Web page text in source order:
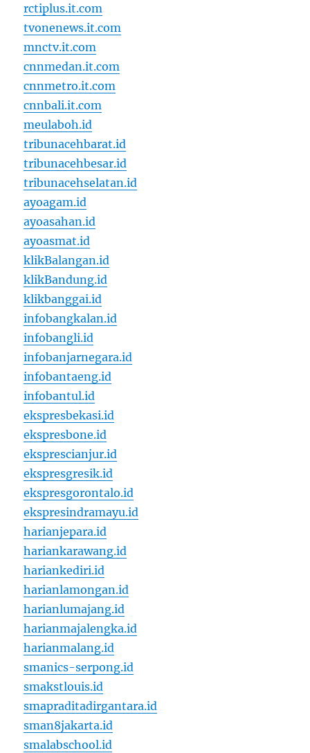
rctiplus.it.com
tvonenews.it.com
mnctv.it.com
cnnmedan.it.com
cnnmetro.it.com
cnnbali.it.com
meulaboh.id
tribunacehbarat.id
tribunacehbesar.id
tribunacehselatan.id
ayoagam.id
ayoasahan.id
ayoasmat.id
klikBalangan.id
klikBandung.id
klikbanggai.id
infobangkalan.id
infobangli.id
infobanjarnegara.id
infobantaeng.id
infobantul.id
ekspresbekasi.id
ekspresbone.id
eksprescianjur.id
ekspresgresik.id
ekspresgorontalo.id
ekspresindramayu.id
harianjepara.id
hariankarawang.id
hariankediri.id
harianlamongan.id
harianlumajang.id
harianmajalengka.id
harianmalang.id
smanics-serpong.id
smakstlouis.id
smapraditadirgantara.id
sman8jakarta.id
smalabschool.id